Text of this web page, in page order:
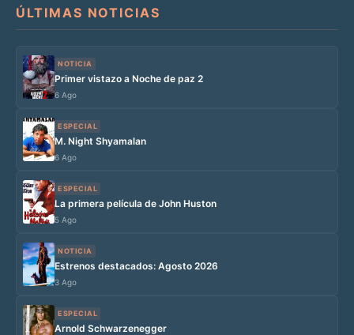
ÚLTIMAS NOTICIAS
NOTICIA
Primer vistazo a Noche de paz 2
6 Ago
ESPECIAL
M. Night Shyamalan
6 Ago
ESPECIAL
La primera película de John Huston
5 Ago
NOTICIA
Estrenos destacados: Agosto 2026
3 Ago
ESPECIAL
Arnold Schwarzenegger